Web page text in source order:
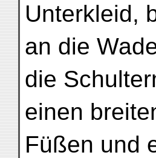
Unterkleid,
an die
die
einen
Füßen und